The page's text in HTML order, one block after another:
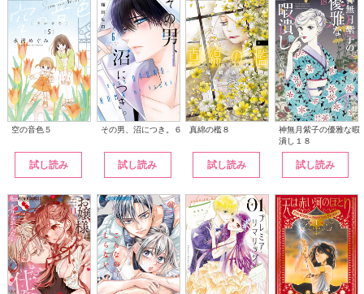
空の音色５
試し読み
その男、沼につき。６
試し読み
真綿の檻８
試し読み
神無月紫子の優雅な暇
潰し１８
試し読み